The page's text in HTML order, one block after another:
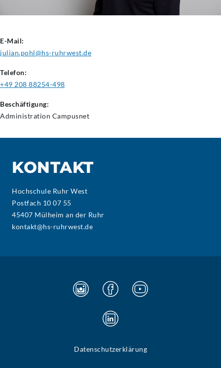
E-Mail:
julian.pohl@hs-ruhrwest.de
Telefon:
+49 208 88254-498
Beschäftigung:
Administration Campusnet
KONTAKT
Hochschule Ruhr West
Postfach 10 07 55
45407 Mülheim an der Ruhr
kontakt@hs-ruhrwest.de
Datenschutzerklärung